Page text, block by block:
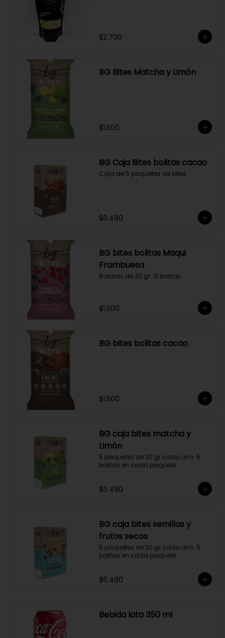
$2.700
BG Bites Matcha y Limón
$1.500
BG Caja Bites bolitas cacao
Caja de 5 paquetes de bites
$6.490
BG bites bolitas Maqui
Frambuesa
Bolsitas de 30 gr , 5 bolitas
$1.500
BG bites bolitas cacao
$1.500
BG caja bites matcha y
Limón
5 paquetes de 30 gr cada uno. 5
bolitas en cada paquete
$6.490
BG caja bites semillas y
frutos secos
5 paquetes de 30 gr cada uno. 5
bolitas en cada paquete
$6.490
Bebida lata 350 ml